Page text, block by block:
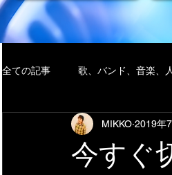
全ての記事 歌、バンド、音楽、
今すぐ
MIKKO 2019年